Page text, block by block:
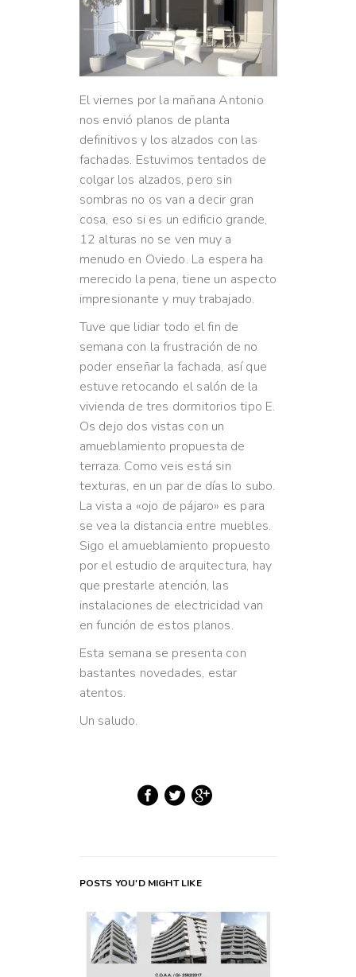
El viernes por la mañana Antonio
nos envió planos de planta
definitivos y los alzados con las
fachadas. Estuvimos tentados de
colgar los alzados, pero sin
sombras no os van a decir gran
cosa, eso si es un edificio grande,
12 alturas no se ven muy a
menudo en Oviedo. La espera ha
merecido la pena, tiene un aspecto
impresionante y muy trabajado.
Tuve que lidiar todo el fin de
semana con la frustración de no
poder enseñar la fachada, así que
estuve retocando el salón de la
vivienda de tres dormitorios tipo E.
Os dejo dos vistas con un
amueblamiento propuesta de
terraza. Como veis está sin
texturas, en un par de días lo subo.
La vista a «ojo de pájaro» es para
se vea la distancia entre muebles.
Sigo el amueblamiento propuesto
por el estudio de arquitectura, hay
que prestarle atención, las
instalaciones de electricidad van
en función de estos planos.
Esta semana se presenta con
bastantes novedades, estar
atentos.
Un saludo.
POSTS YOU'D MIGHT LIKE